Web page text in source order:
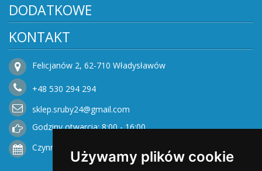
Używamy plików cookie
DODATKOWE
KONTAKT
Felicjanów 2, 62-710 Władysławów
+48 530 294 294
sklep.sruby24@gmail.com
Godziny otwarcia: 8:00 - 16:00
Czynne od Poniedziałku do Piątku